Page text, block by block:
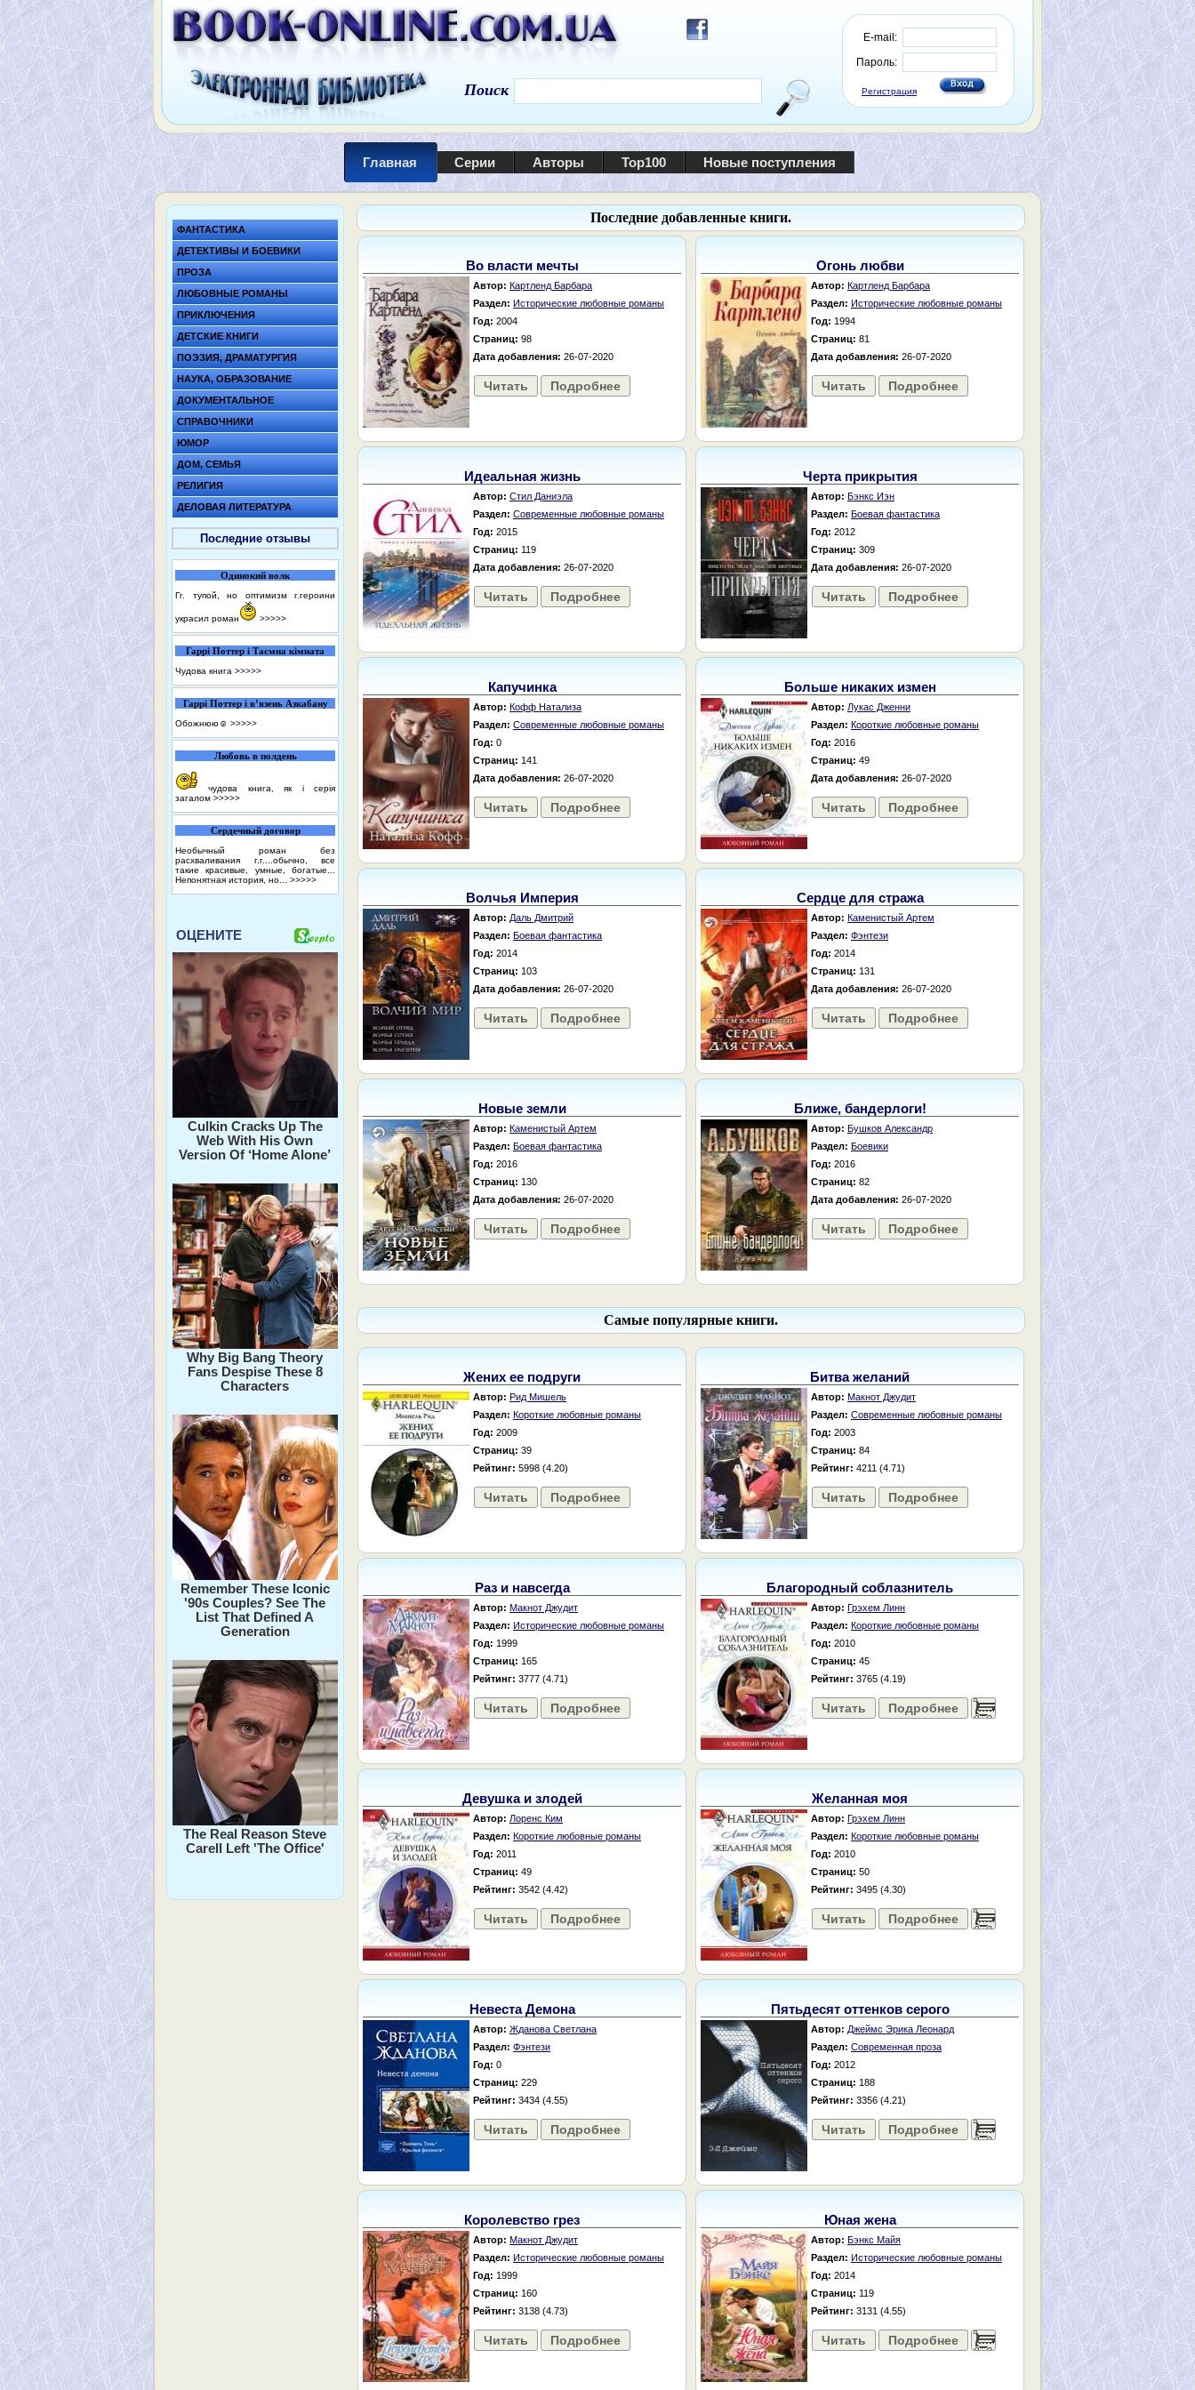
E-mail:
Пароль:
Регистрация
Поиск
Главная Серии Авторы Top100 Новые поступления
ФАНТАСТИКА
ДЕТЕКТИВЫ И БОЕВИКИ
ПРОЗА
ЛЮБОВНЫЕ РОМАНЫ
ПРИКЛЮЧЕНИЯ
ДЕТСКИЕ КНИГИ
ПОЭЗИЯ, ДРАМАТУРГИЯ
НАУКА, ОБРАЗОВАНИЕ
ДОКУМЕНТАЛЬНОЕ
СПРАВОЧНИКИ
ЮМОР
ДОМ, СЕМЬЯ
РЕЛИГИЯ
ДЕЛОВАЯ ЛИТЕРАТУРА
Последние отзывы
Одинокий волк
Гг. тупой, но оптимизм г.героини
украсил роман >>>>>
Гаррі Поттер і Таємна кімната
Чудова книга >>>>>
Гаррі Поттер і в’язень Азкабану
Обожнюю☺️ >>>>>
Любовь в полдень
чудова книга, як і серія
загалом >>>>>
Сердечный договор
Необычный роман без
расхваливания г.г....обычно, все
такие красивые, умные, богатые...
Непонятная история, но... >>>>>
ОЦЕНИТЕ
Culkin Cracks Up The
Web With His Own
Version Of ‘Home Alone’
Why Big Bang Theory
Fans Despise These 8
Characters
Remember These Iconic
'90s Couples? See The
List That Defined A
Generation
The Real Reason Steve
Carell Left 'The Office'
Последние добавленные книги.
Во власти мечты
Автор: Картленд Барбара
Раздел: Исторические любовные романы
Год: 2004
Страниц: 98
Дата добавления: 26-07-2020
Читать Подробнее
Огонь любви
Автор: Картленд Барбара
Раздел: Исторические любовные романы
Год: 1994
Страниц: 81
Дата добавления: 26-07-2020
Читать Подробнее
Идеальная жизнь
Автор: Стил Даниэла
Раздел: Современные любовные романы
Год: 2015
Страниц: 119
Дата добавления: 26-07-2020
Читать Подробнее
Черта прикрытия
Автор: Бэнкс Иэн
Раздел: Боевая фантастика
Год: 2012
Страниц: 309
Дата добавления: 26-07-2020
Читать Подробнее
Капучинка
Автор: Кофф Натализа
Раздел: Современные любовные романы
Год: 0
Страниц: 141
Дата добавления: 26-07-2020
Читать Подробнее
Больше никаких измен
Автор: Лукас Дженни
Раздел: Короткие любовные романы
Год: 2016
Страниц: 49
Дата добавления: 26-07-2020
Читать Подробнее
Волчья Империя
Автор: Даль Дмитрий
Раздел: Боевая фантастика
Год: 2014
Страниц: 103
Дата добавления: 26-07-2020
Читать Подробнее
Сердце для стража
Автор: Каменистый Артем
Раздел: Фэнтези
Год: 2014
Страниц: 131
Дата добавления: 26-07-2020
Читать Подробнее
Новые земли
Автор: Каменистый Артем
Раздел: Боевая фантастика
Год: 2016
Страниц: 130
Дата добавления: 26-07-2020
Читать Подробнее
Ближе, бандерлоги!
Автор: Бушков Александр
Раздел: Боевики
Год: 2016
Страниц: 82
Дата добавления: 26-07-2020
Читать Подробнее
Самые популярные книги.
Жених ее подруги
Автор: Рид Мишель
Раздел: Короткие любовные романы
Год: 2009
Страниц: 39
Рейтинг: 5998 (4.20)
Читать Подробнее
Битва желаний
Автор: Макнот Джудит
Раздел: Современные любовные романы
Год: 2003
Страниц: 84
Рейтинг: 4211 (4.71)
Читать Подробнее
Раз и навсегда
Автор: Макнот Джудит
Раздел: Исторические любовные романы
Год: 1999
Страниц: 165
Рейтинг: 3777 (4.71)
Читать Подробнее
Благородный соблазнитель
Автор: Грэхем Линн
Раздел: Короткие любовные романы
Год: 2010
Страниц: 45
Рейтинг: 3765 (4.19)
Читать Подробнее ......
Девушка и злодей
Автор: Лоренс Ким
Раздел: Короткие любовные романы
Год: 2011
Страниц: 49
Рейтинг: 3542 (4.42)
Читать Подробнее
Желанная моя
Автор: Грэхем Линн
Раздел: Короткие любовные романы
Год: 2010
Страниц: 50
Рейтинг: 3495 (4.30)
Читать Подробнее ......
Невеста Демона
Автор: Жданова Светлана
Раздел: Фэнтези
Год: 0
Страниц: 229
Рейтинг: 3434 (4.55)
Читать Подробнее
Пятьдесят оттенков серого
Автор: Джеймс Эрика Леонард
Раздел: Современная проза
Год: 2012
Страниц: 188
Рейтинг: 3356 (4.21)
Читать Подробнее ......
Королевство грез
Автор: Макнот Джудит
Раздел: Исторические любовные романы
Год: 1999
Страниц: 160
Рейтинг: 3138 (4.73)
Читать Подробнее
Юная жена
Автор: Бэнкс Майя
Раздел: Исторические любовные романы
Год: 2014
Страниц: 119
Рейтинг: 3131 (4.55)
Читать Подробнее ......